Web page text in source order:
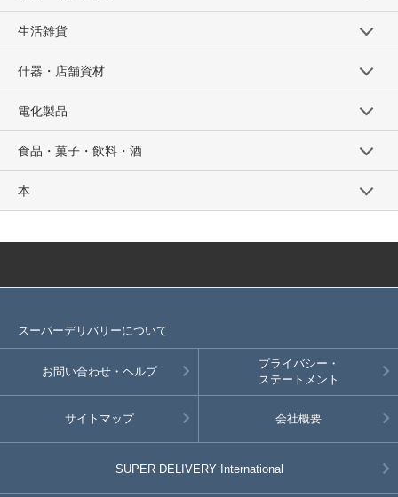
生活雑貨
什器・店舗資材
電化製品
食品・菓子・飲料・酒
本
スーパーデリバリーについて
お問い合わせ・ヘルプ
プライバシー・
ステートメント
サイトマップ 会社概要
SUPER DELIVERY International